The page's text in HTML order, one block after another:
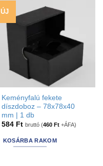
ÚJ
Keményfalú fekete
díszdoboz – 78x78x40
mm | 1 db
584 Ft bruttó (460Ft +ÁFA)
KOSÁRBA RAKOM